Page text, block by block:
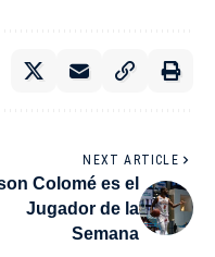
NEXT ARTICLE
Colomé es el
Jugador de la
Semana